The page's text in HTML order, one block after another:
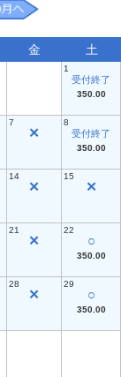
金 土
1
受付終了
350.00
7
✕
8
受付終了
350.00
14
✕
15
✕
21
✕
22
○
350.00
28
✕
29
○
350.00